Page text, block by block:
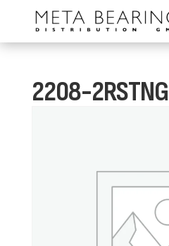
2208-2RSTNG